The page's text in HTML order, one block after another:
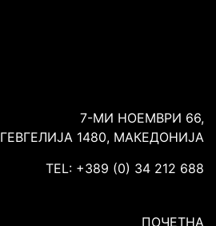
7-МИ НОЕМВРИ 66,
ГЕВГЕЛИЈА 1480, МАКЕДОНИЈА
TEL: +389 (0) 34 212 688
ПОЧЕТНА